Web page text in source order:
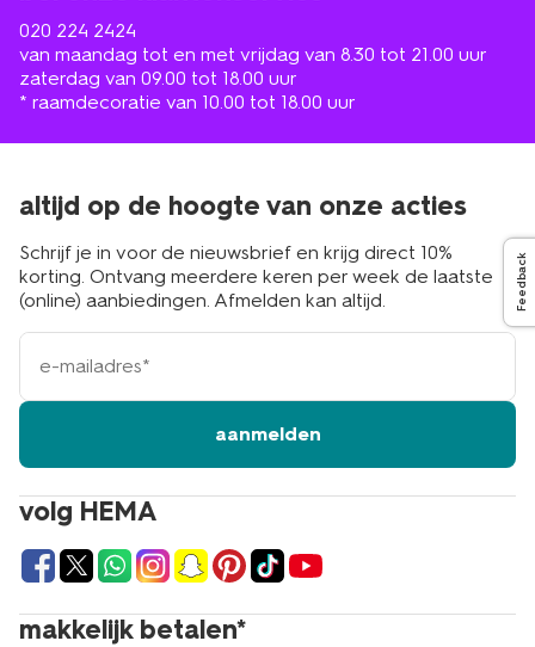
020 224 2424
van maandag tot en met vrijdag van 8.30 tot 21.00 uur
zaterdag van 09.00 tot 18.00 uur
* raamdecoratie van 10.00 tot 18.00 uur
volg HEMA
makkelijk betalen*
altijd op de hoogte van onze acties
Schrijf je in voor de nieuwsbrief en krijg direct 10%
korting. Ontvang meerdere keren per week de laatste
(online) aanbiedingen. Afmelden kan altijd.
e-
mailadres
aanmelden
Feedback